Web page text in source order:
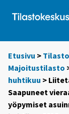
Etusivu >
Majoitustilasto
huhtikuu >
Saapuneet
yöpymiset